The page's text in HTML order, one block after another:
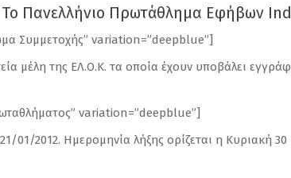
Το Πανελλήνιο Πρωτάθλημα Εφήβων
Συμμετοχής” variation=”deepblue”]
μέλη της ΕΛ.Ο.Κ. τα οποία έχουν υποβάλει
variation=”deepblue”]
01/2012. Ημερομηνία λήξης ορίζεται η Κυριακή